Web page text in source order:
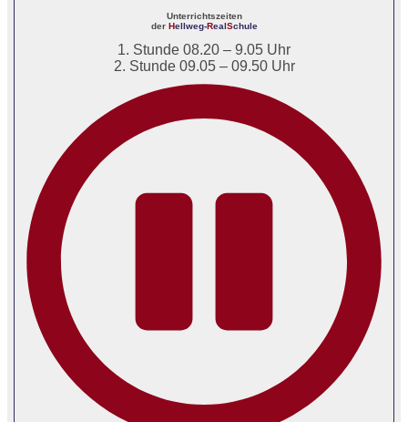
Unterrichtszeiten
der Hellweg-RealSchule
1. Stunde 08.20 – 9.05 Uhr
2. Stunde 09.05 – 09.50 Uhr